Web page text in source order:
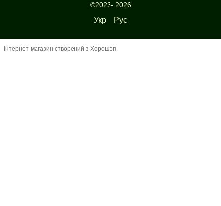
©2023- 2026
Укр Рус
Інтернет-магазин створений з Хорошоп